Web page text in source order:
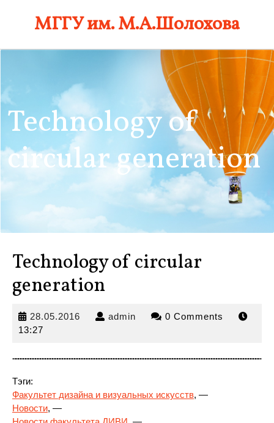
МГГУ им. М.А.Шолохова
Technology of
circular generation
Technology of circular
generation
28.05.2016 28.05.2016
admin admin 0 Comments
13:27
Тэги:
Факультет дизайна и визуальных искусств, —
Новости, —